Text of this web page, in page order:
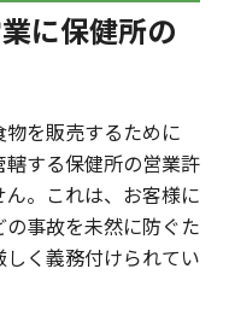
に保健所の
を販売するために
する保健所の営業許
。これは、お客様に
事故を未然に防ぐた
く義務付けられてい